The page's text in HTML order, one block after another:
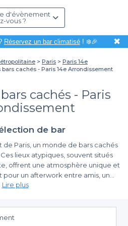
d'évènement
vous ?
Réservez un bar climatisé! ❄️🎉 ✖
Paris
Paris 14e
bars cachés - Paris 14e Arrondissement
cachés - Paris
de bar
de Paris, un monde de bars cachés
lieux atypiques, souvent situés
offrent une atmosphère unique et
pour un afterwork entre amis, un
une soirée festive, ces bars secrets
En plus de leur charme
l'authenticité de la vie locale.
avec Privateaser
de ces bars cachés peut sembler
Lire plus